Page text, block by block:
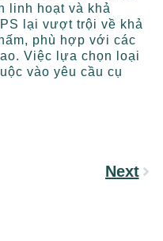
linh hoạt và khả
lại vượt trội về khả
phù hợp với các
Việc lựa chọn loại
vào yêu cầu cụ
Next